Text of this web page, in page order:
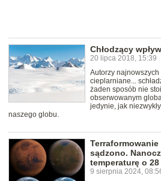
Chłodzący
20 lipca 2018, 15:39
Autorzy
cieplarniane...
żaden sposób nie
obserwowanym
jedynie, jak
naszego globu.
Terraformowanie
sądzono.
temperaturę o
9 sierpnia 2024,